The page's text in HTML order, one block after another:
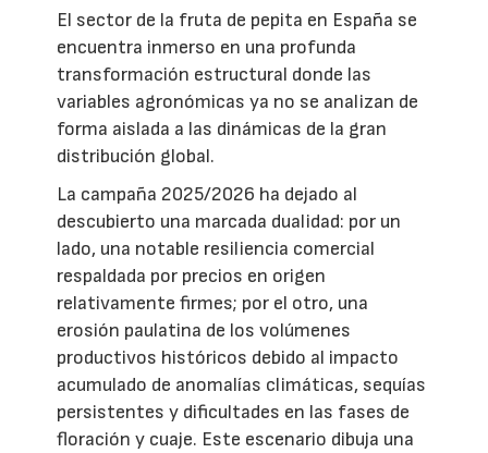
El sector de la fruta de pepita en España se
encuentra inmerso en una profunda
transformación estructural donde las
variables agronómicas ya no se analizan de
forma aislada a las dinámicas de la gran
distribución global.
La campaña 2025/2026 ha dejado al
descubierto una marcada dualidad: por un
lado, una notable resiliencia comercial
respaldada por precios en origen
relativamente firmes; por el otro, una
erosión paulatina de los volúmenes
productivos históricos debido al impacto
acumulado de anomalías climáticas, sequías
persistentes y dificultades en las fases de
floración y cuaje. Este escenario dibuja una